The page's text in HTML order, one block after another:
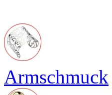
Armschmuck